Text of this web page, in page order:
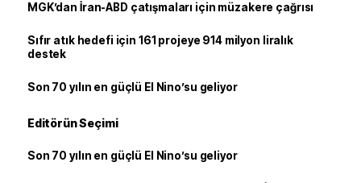
MGK’dan İran-ABD çatışmaları için müzakere çağrısı
Sıfır atık hedefi için 161 projeye 914 milyon liralık
destek
Son 70 yılın en güçlü El Nino’su geliyor
Editörün Seçimi
Son 70 yılın en güçlü El Nino’su geliyor